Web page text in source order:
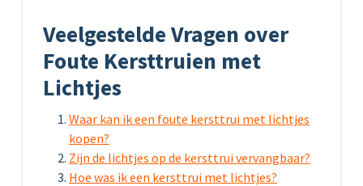
Veelgestelde Vragen over
Foute Kersttruien met
Lichtjes
Waar kan ik een foute kersttrui met lichtjes
kopen?
Zijn de lichtjes op de kersttrui vervangbaar?
Hoe was ik een kersttrui met lichtjes?